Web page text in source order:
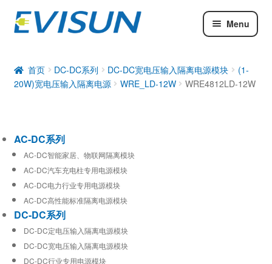
Menu
DC-DC系列
工业通信模块
首页 DC-DC系列 DC-DC宽电压输入隔离电源模块
(1-
20W)宽电压输入隔离电源
WRE_LD-12W WRE4812LD-12W
AC-DC系列
AC-DC智能家居、物联网隔离模块
AC-DC汽车充电柱专用电源模块
AC-DC电力行业专用电源模块
AC-DC高性能标准隔离电源模块
DC-DC系列
DC-DC定电压输入隔离电源模块
DC-DC宽电压输入隔离电源模块
DC-DC行业专用电源模块